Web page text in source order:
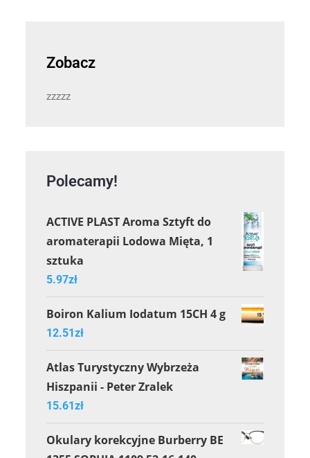
Zobacz
zzzzz
Polecamy!
ACTIVE PLAST Aroma Sztyft do
aromaterapii Lodowa Mięta, 1
sztuka
5.97zł
Boiron Kalium Iodatum 15CH 4 g
12.51zł
Atlas Turystyczny Wybrzeża
Hiszpanii - Peter Zralek
15.61zł
Okulary korekcyjne Burberry BE